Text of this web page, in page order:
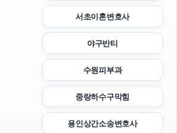
서초이혼변호사
야구반티
수원피부과
중랑하수구막힘
용인상간소송변호사